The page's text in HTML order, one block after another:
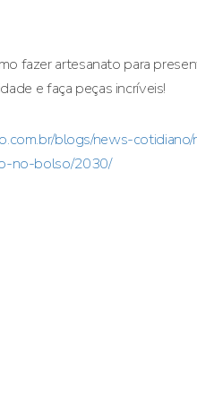
fazer artesanato para
e faça peças incríveis!
blogs/news-
no-bolso/2030/